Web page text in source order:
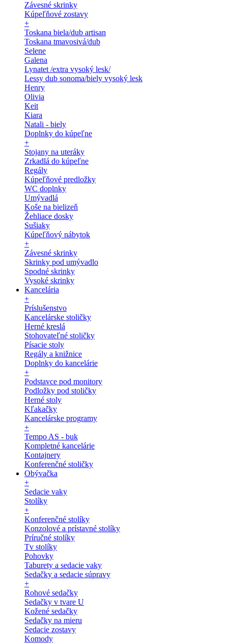
Závesné skrinky
Kúpeľňové zostavy
+
Toskana biela/dub artisan
Toskana tmavosivá/dub
Selene
Galena
Lynatet /extra vysoký lesk/
Lessy dub sonoma/biely vysoký lesk
Henry
Olivia
Keit
Kiara
Natali - biely
Doplnky do kúpeľne
+
Stojany na uteráky
Zrkadlá do kúpeľne
Regály
Kúpeľňové predložky
WC doplnky
Umývadlá
Koše na bielizeň
Žehliace dosky
Sušiaky
Kúpeľňový nábytok
+
Závesné skrinky
Skrinky pod umývadlo
Spodné skrinky
Vysoké skrinky
Kancelária
+
Príslušenstvo
Kancelárske stoličky
Herné kreslá
Stohovateľné stoličky
Písacie stoly
Regály a knižnice
Doplnky do kancelárie
+
Podstavce pod monitory
Podložky pod stoličky
Herné stoly
Kľakačky
Kancelárske programy
+
Tempo AS - buk
Kompletné kancelárie
Kontajnery
Konferenčné stoličky
Obývačka
+
Sedacie vaky
Stolíky
+
Konferenčné stolíky
Konzolové a prístavné stolíky
Príručné stolíky
Tv stolíky
Pohovky
Taburety a sedacie vaky
Sedačky a sedacie súpravy
+
Rohové sedačky
Sedačky v tvare U
Kožené sedačky
Sedačky na mieru
Sedacie zostavy
Komody